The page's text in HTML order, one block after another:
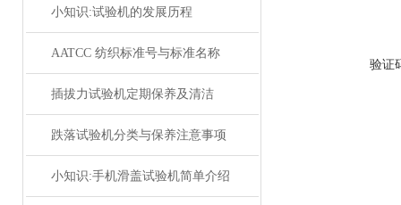
小知识:试验机的发展历程
AATCC 纺织标准号与标准名称
插拔力试验机定期保养及清洁
跌落试验机分类与保养注意事项
小知识:手机滑盖试验机简单介绍
验证